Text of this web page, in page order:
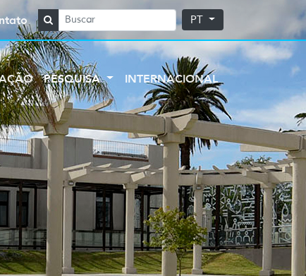
PT
PESQUISA INTERNACIONAL